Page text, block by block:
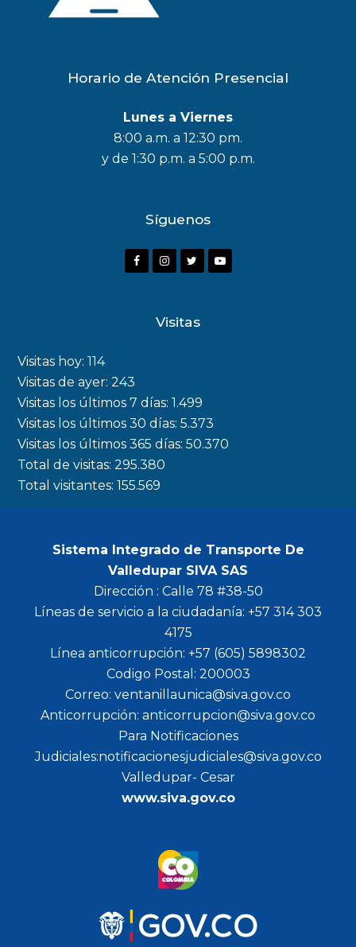
Horario de Atención Presencial
Lunes a Viernes
8:00 a.m. a 12:30 pm.
y de 1:30 p.m. a 5:00 p.m.
Síguenos
F
o
k
I
a
m
r
Y
Visitas
Visitas hoy:114
Visitas de ayer:243
Visitas los últimos 7 días:1.499
Visitas los últimos 30 días:5.373
Visitas los últimos 365 días:50.370
Total de visitas:295.380
Total visitantes:155.569
Sistema Integrado de Transporte De
Valledupar SIVA SAS
Dirección : Calle 78 #38-50
Líneas de servicio a la ciudadanía: +57 314 303
4175
Línea anticorrupción: +57 (605) 5898302
Codigo Postal: 200003
Correo: ventanillaunica@siva.gov.co
Anticorrupción: anticorrupcion@siva.gov.co
Para Notificaciones
Judiciales:notificacionesjudiciales@siva.gov.co
Valledupar- Cesar
www.siva.gov.co